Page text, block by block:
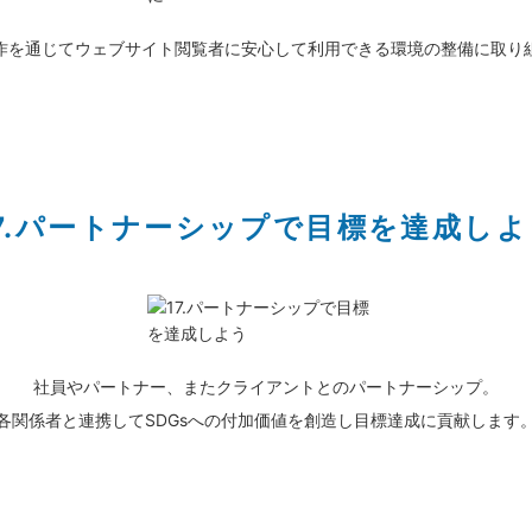
を通じてウェブサイト閲覧者に安心して利用できる環境の整備に取り
パートナーシップで目標を達成しよ
社員やパートナー、またクライアントとのパートナーシップ。
関係者と連携してSDGsへの付加価値を創造し目標達成に貢献します。